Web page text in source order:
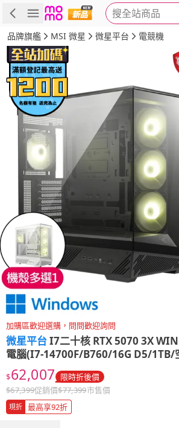
搜全站商品
商品 評價 詳情 規格
品牌旗艦 MSI 微星 微星平台 電競機
加購區歡迎選購，問問歡迎詢問
微星平台I7二十核 RTX 5070 3X
電腦(I7-14700F/B760/16G D5/1TB/
$62,007 限時折後價
$67,399促銷價$77,399市售價
現折 最高享92折